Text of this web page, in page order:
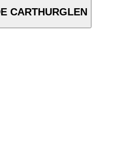
CARTHURGLEN